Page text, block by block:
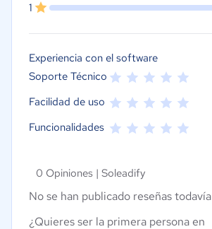
1
Experiencia con el software
Soporte Técnico
Facilidad de uso
Funcionalidades
0 Opiniones | Soleadify
No se han publicado reseñas todavía
¿Quieres ser la primera persona en